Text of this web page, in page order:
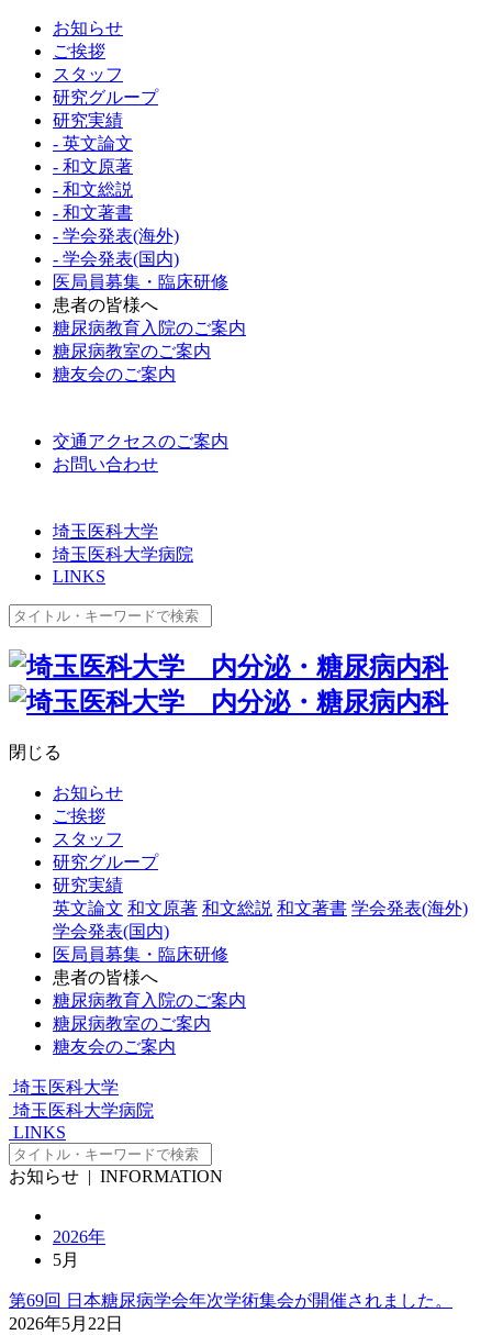
お知らせ
ご挨拶
スタッフ
研究グループ
研究実績
- 英文論文
- 和文原著
- 和文総説
- 和文著書
- 学会発表(海外)
- 学会発表(国内)
医局員募集・臨床研修
患者の皆様へ
糖尿病教育入院のご案内
糖尿病教室のご案内
糖友会のご案内
交通アクセスのご案内
お問い合わせ
埼玉医科大学
埼玉医科大学病院
LINKS
閉じる
お知らせ
ご挨拶
スタッフ
研究グループ
研究実績
英文論文 和文原著 和文総説 和文著書 学会発表(海外)
学会発表(国内)
医局員募集・臨床研修
患者の皆様へ
糖尿病教育入院のご案内
糖尿病教室のご案内
糖友会のご案内
埼玉医科大学
埼玉医科大学病院
LINKS
お知らせ | INFORMATION
2026年
5月
第69回 日本糖尿病学会年次学術集会が開催されました。
2026年5月22日